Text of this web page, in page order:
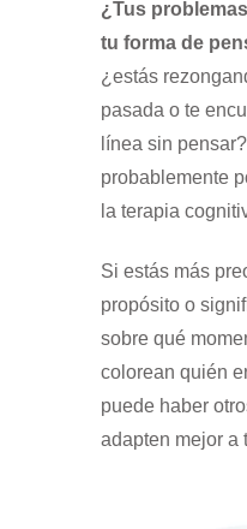
¿Tus
tu forma de
¿estás
pasada o te
línea sin
probablemente
la terapia
Si estás más
propósito o
sobre qué
colorean quién
puede haber
adapten mejor a